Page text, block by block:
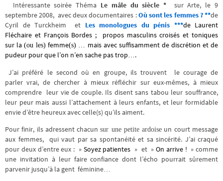
Intéressante soirée Théma Le mâle du siècle *
sur Arte, le 9
septembre 2008, avec deux documentaires :Où sont les femmes ?**de
Cyril de Turckheim et Les monologues du pénis ***de Laurent
Fléchaire et François Bordes ; propos masculins croisés et toniques
sur la(ou les) femme(s) … mais avec suffisamment de discrétion et de
pudeur pour que l’on n’en sache pas trop….
J’ai préféré le second où en groupe, ils trouvent le courage de
parler vrai, de chercher à mieux réfléchir sur eux-mêmes, à mieux
comprendre leur vie de couple. Ils disent sans tabou leur souffrance,
leur peur mais aussi l’attachement à leurs enfants, et leur formidable
envie d’être heureux avec celle(s) qu’ils aiment.
Pour finir, ils adressent chacunsur une petite ardoise un court message
aux femmes, qui vaut par sa spontanéité et sa sincérité. J’ai craqué
pour deux d’entre eux : » Soyez patientes » et »On arrive ! » comme
une invitation à leur faire confiance dont l’écho pourrait sûrement
parvenir jusqu’à la gent féminine…